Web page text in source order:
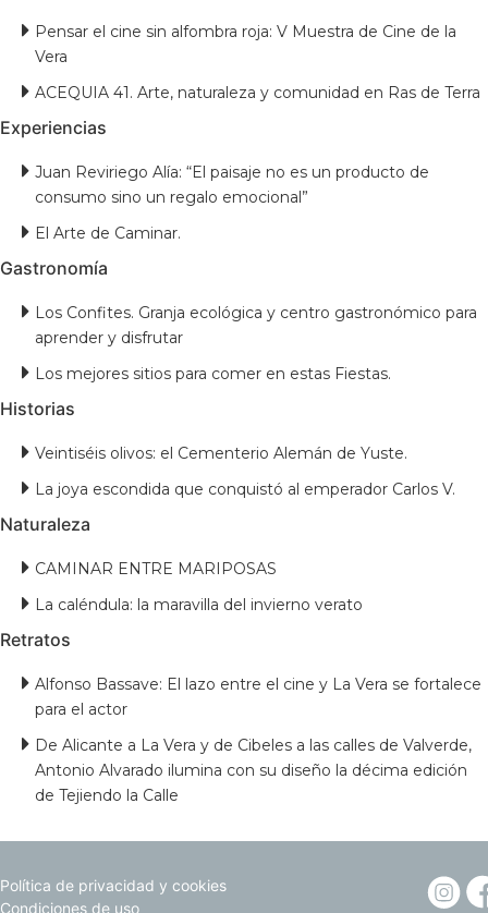
Pensar el cine sin alfombra roja: V Muestra de Cine de la
Vera
ACEQUIA 41. Arte, naturaleza y comunidad en Ras de Terra
Experiencias
Juan Reviriego Alía: “El paisaje no es un producto de
consumo sino un regalo emocional”
El Arte de Caminar.
Gastronomía
Los Confites. Granja ecológica y centro gastronómico para
aprender y disfrutar
Los mejores sitios para comer en estas Fiestas.
Historias
Veintiséis olivos: el Cementerio Alemán de Yuste.
La joya escondida que conquistó al emperador Carlos V.
Naturaleza
CAMINAR ENTRE MARIPOSAS
La caléndula: la maravilla del invierno verato
Retratos
Alfonso Bassave: El lazo entre el cine y La Vera se fortalece
para el actor
De Alicante a La Vera y de Cibeles a las calles de Valverde,
Antonio Alvarado ilumina con su diseño la décima edición
de Tejiendo la Calle
Política de privacidad y cookies
Condiciones de uso